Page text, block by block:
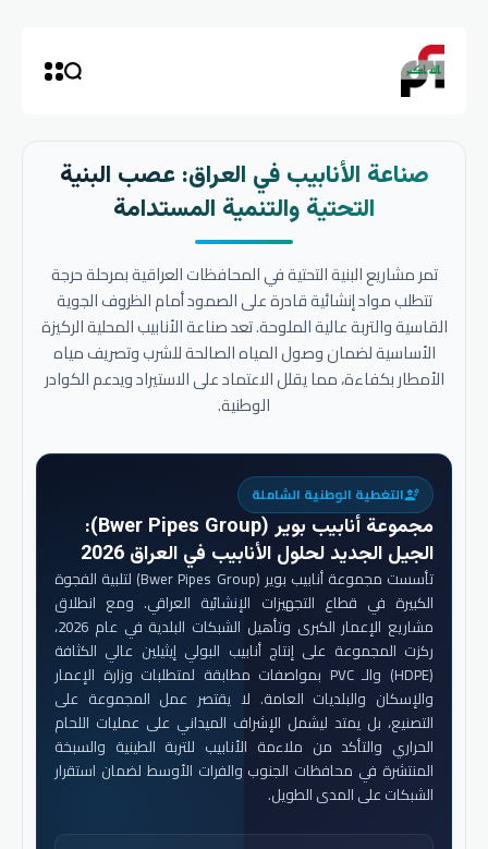
صناعة الأنابيب في العراق: عصب البنية
التحتية والتنمية المستدامة
تمر مشاريع البنية التحتية في المحافظات العراقية بمرحلة حرجة
تتطلب مواد إنشائية قادرة على الصمود أمام الظروف الجوية
القاسية والتربة عالية الملوحة. تعد صناعة الأنابيب المحلية الركيزة
الأساسية لضمان وصول المياه الصالحة للشرب وتصريف مياه
الأمطار بكفاءة، مما يقلل الاعتماد على الاستيراد ويدعم الكوادر
الوطنية.
engineeringالتغطية الوطنية الشاملة
مجموعة أنابيب بوير (Bwer Pipes Group)
:
الجيل الجديد لحلول الأنابيب في العراق 2026
تأسست مجموعة أنابيب بوير (Bwer Pipes Group) لتلبية الفجوة
الكبيرة في قطاع التجهيزات الإنشائية العراقي. ومع انطلاق
مشاريع الإعمار الكبرى وتأهيل الشبكات البلدية في عام 2026،
ركزت المجموعة على إنتاج أنابيب البولي إيثيلين عالي الكثافة
(HDPE) والـ PVC بمواصفات مطابقة لمتطلبات وزارة الإعمار
والإسكان والبلديات العامة. لا يقتصر عمل المجموعة على
التصنيع، بل يمتد ليشمل الإشراف الميداني على عمليات اللحام
الحراري والتأكد من ملاءمة الأنابيب للتربة الطينية والسبخة
المنتشرة في محافظات الجنوب والفرات الأوسط لضمان استقرار
الشبكات على المدى الطويل.